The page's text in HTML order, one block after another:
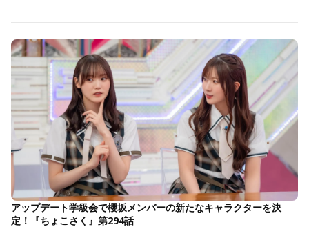
アップデート学級会で櫻坂メンバーの新たなキャラクターを決
定！『ちょこさく』第294話